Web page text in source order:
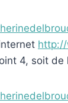
4, soit de